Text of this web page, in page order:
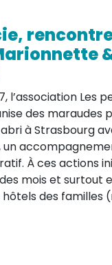
l’association Les
des maraudes
à Strasbourg
un
À ces actions
mois et surtout
hôtels des familles